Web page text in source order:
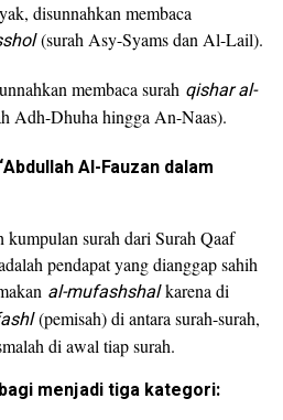
disunnahkan membaca
(surah Asy-Syams dan Al-Lail).
membaca surah qishar al-
Adh-Dhuha hingga An-Naas).
Al-Fauzan dalam
surah dari Surah Qaaf
pendapat yang dianggap sahih
al-mufashshalkarena di
(pemisah) di antara surah-surah,
di awal tiap surah.
menjadi tiga kategori: